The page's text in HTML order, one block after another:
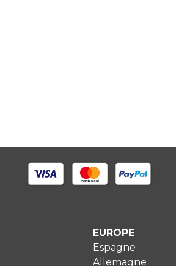
EUROPE
Espagne
Allemagne